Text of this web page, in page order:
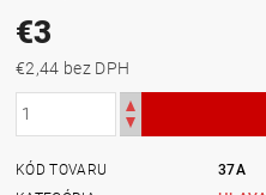
€3
€2,44 bez DPH
KÓD TOVARU
37A